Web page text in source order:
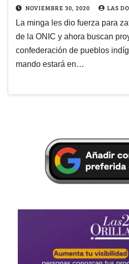
NOVIEMBRE 30, 2020 LAS
La minga les dio fuerza para
de la ONIC y ahora buscan
confederación de pueblos
mando estará en…